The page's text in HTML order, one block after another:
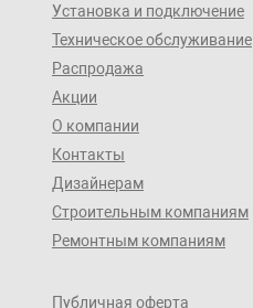
Установка и подключение
Техническое обслуживание
Распродажа
Акции
О компании
Контакты
Дизайнерам
Строительным компаниям
Ремонтным компаниям
Публичная оферта